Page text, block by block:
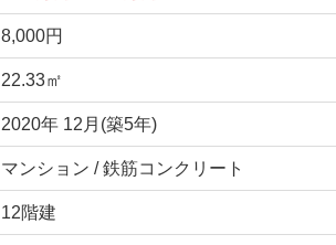
8,000円
22.33㎡
2020年 12月(築5年)
マンション / 鉄筋コンクリート
12階建